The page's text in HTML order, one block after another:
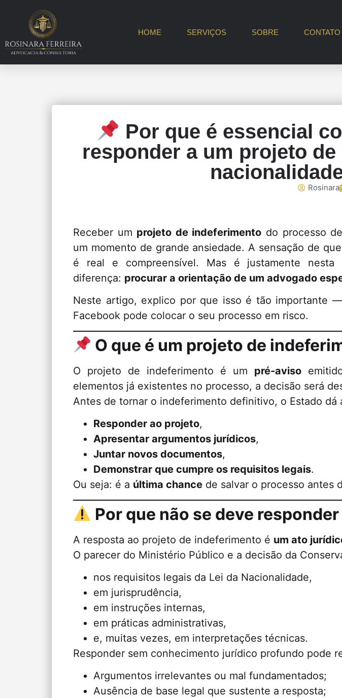
HOME SERVIÇOS SOBRE CONTATO
Por que é essencial
responder a um projeto
Rosinara
Receber um projeto de indeferimento do processo
um momento de grande ansiedade. A sensação de
é real e compreensível. Mas é justamente
diferença: procurar a orientação de um advogado
Neste artigo, explico por que isso é tão importante
Facebook pode colocar o seu processo em risco.
O que é um projeto de
O projeto de indeferimento é um pré-aviso
elementos já existentes no processo, a decisão será
Antes de tornar o indeferimento definitivo, o Estado
Responder ao projeto,
Apresentar argumentos jurídicos,
Juntar novos documentos,
Demonstrar que cumpre os requisitos legais.
Ou seja: é a última chance de salvar o processo antes
Por que não se deve
A resposta ao projeto de indeferimento é um ato
O parecer do Ministério Público e a decisão da
nos requisitos legais da Lei da Nacionalidade,
em jurisprudência,
em instruções internas,
em práticas administrativas,
e, muitas vezes, em interpretações técnicas.
Responder sem conhecimento jurídico profundo pode
Argumentos irrelevantes ou mal fundamentados;
Ausência de base legal que sustente a resposta;